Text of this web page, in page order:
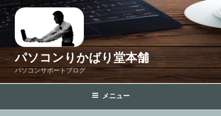
コ
ン
テ
ス
プ
パソコンりかばり堂本舗
パソコンサポートブログ
メニュー